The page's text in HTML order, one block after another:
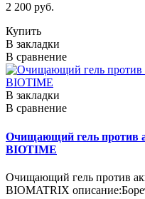
2 200 руб.
Купить
В закладки
В сравнение
В закладки
В сравнение
Очищающий гель против
BIOTIME
Очищающий гель против
BIOMATRIX